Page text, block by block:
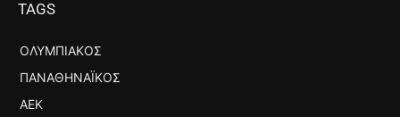
TAGS
ΟΛΥΜΠΙΑΚΌΣ
ΠΑΝΑΘΗΝΑΪΚΌΣ
ΑΕΚ